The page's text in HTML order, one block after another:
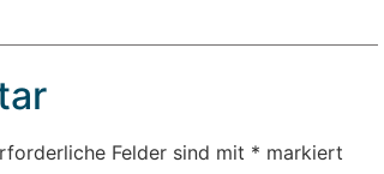
Felder sind mit * markiert